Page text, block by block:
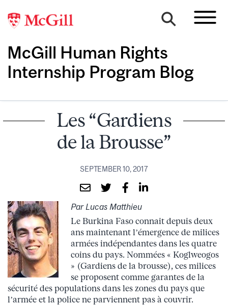
McGill Human Rights
Internship Program Blog
Les “Gardiens
de la Brousse”
SEPTEMBER 10, 2017
Par Lucas Matthieu
Le Burkina Faso connait depuis deux
ans maintenant l’émergence de milices
armées indépendantes dans les quatre
coins du pays. Nommées « Koglweogos
» (Gardiens de la brousse), ces milices
se proposent comme garantes de la
sécurité des populations dans les zones du pays que
l’armée et la police ne parviennent pas à couvrir.